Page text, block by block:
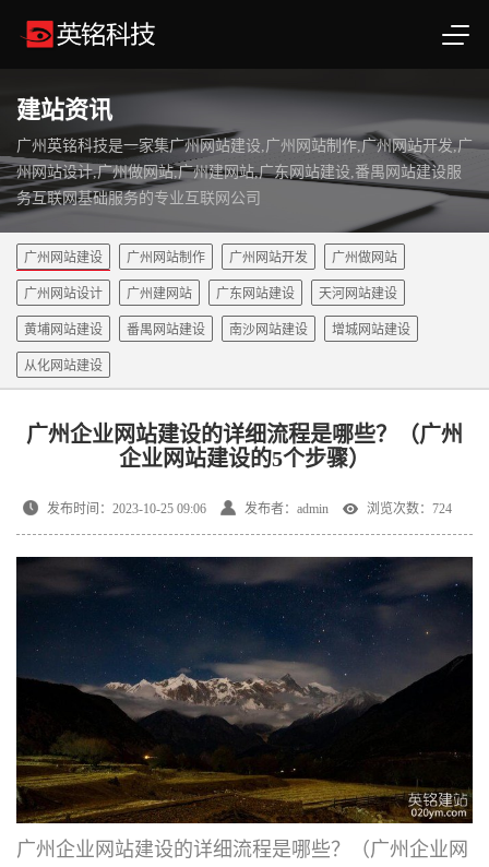
建站资讯
广州英铭科技是一家集广州网站建设,广州网站制作,广州网站开发,广
州网站设计,广州做网站,广州建网站,广东网站建设,番禺网站建设服
务互联网基础服务的专业互联网公司
广州网站建设 广州网站制作 广州网站开发 广州做网站
广州网站设计 广州建网站 广东网站建设 天河网站建设
黄埔网站建设 番禺网站建设 南沙网站建设 增城网站建设
从化网站建设
广州企业网站建设的详细流程是哪些？（广州
企业网站建设的5个步骤）
发布时间：2023-10-25 09:06 发布者：admin 浏览次数：724
广州企业网站建设的详细流程是哪些？（广州企业网